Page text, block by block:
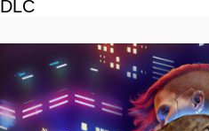
DLC